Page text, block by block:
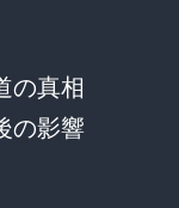
の真相
の影響